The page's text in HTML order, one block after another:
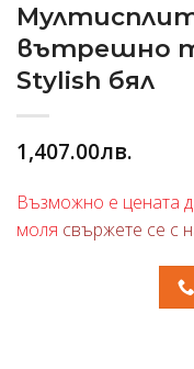
вътрешно
Stylish бял
1,407.00лв.
Възможно е цената
моля свържете се с